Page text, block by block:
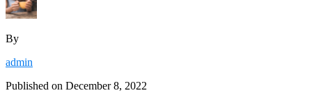
By
admin
Published on December 8, 2022